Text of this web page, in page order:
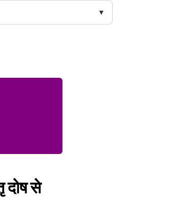
दोष से